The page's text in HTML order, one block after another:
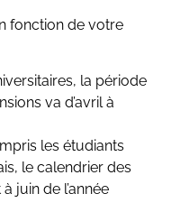
fonction de votre
la période
va d’avril à
les étudiants
le calendrier des
juin de l’année